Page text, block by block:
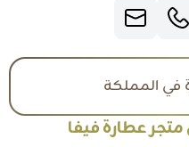
المملكة
عطارة فيفا